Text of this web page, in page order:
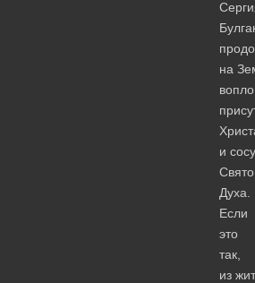
на
и
Духа.
Если
это
так,
из